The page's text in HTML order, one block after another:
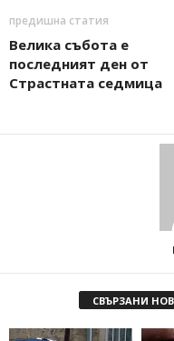
предишна статия
Велика събота е
последният ден от
Страстната седмица
СВЪРЗАНИ